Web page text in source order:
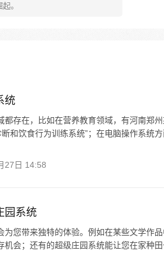
。
统
都存在，比如在营养教育领域，有河南郑
断和饮食行为训练系统”；在电脑操作系统
27日 14:58
园系统
为您带来独特的体验。例如在某些文学作
机会；还有的超级庄园系统能让您在家种